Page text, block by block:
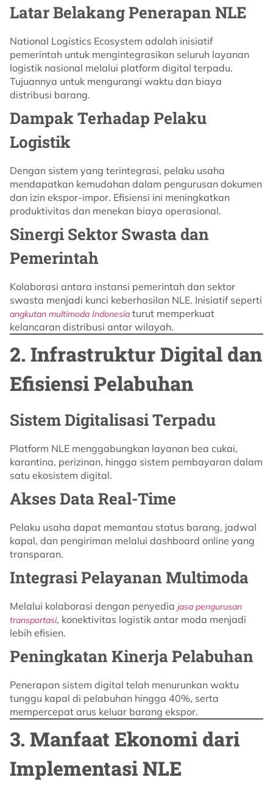
Latar Belakang Penerapan NLE
National Logistics Ecosystem adalah inisiatif
pemerintah untuk mengintegrasikan seluruh layanan
logistik nasional melalui platform digital terpadu.
Tujuannya untuk mengurangi waktu dan biaya
distribusi barang.
Dampak Terhadap Pelaku
Logistik
Dengan sistem yang terintegrasi, pelaku usaha
mendapatkan kemudahan dalam pengurusan dokumen
dan izin ekspor-impor. Efisiensi ini meningkatkan
produktivitas dan menekan biaya operasional.
Sinergi Sektor Swasta dan
Pemerintah
Kolaborasi antara instansi pemerintah dan sektor
swasta menjadi kunci keberhasilan NLE. Inisiatif seperti
angkutan multimoda Indonesia turut memperkuat
kelancaran distribusi antar wilayah.
2. Infrastruktur Digital dan
Efisiensi Pelabuhan
Sistem Digitalisasi Terpadu
Platform NLE menggabungkan layanan bea cukai,
karantina, perizinan, hingga sistem pembayaran dalam
satu ekosistem digital.
Akses Data Real-Time
Pelaku usaha dapat memantau status barang, jadwal
kapal, dan pengiriman melalui dashboard online yang
transparan.
Integrasi Pelayanan Multimoda
Melalui kolaborasi dengan penyedia jasa pengurusan
transportasi, konektivitas logistik antar moda menjadi
lebih efisien.
Peningkatan Kinerja Pelabuhan
Penerapan sistem digital telah menurunkan waktu
tunggu kapal di pelabuhan hingga 40%, serta
mempercepat arus keluar barang ekspor.
3. Manfaat Ekonomi dari
Implementasi NLE